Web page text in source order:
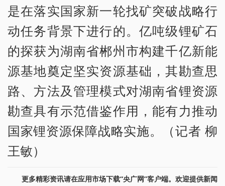
是在落实国家新一轮找矿突破战略行
动任务背景下进行的。亿吨级锂矿石
的探获为湖南省郴州市构建千亿新能
源基地奠定坚实资源基础，其勘查思
路、方法及管理模式对湖南省锂资源
勘查具有示范借鉴作用，能有力推动
国家锂资源保障战略实施。（记者 柳
王敏）
更多精彩资讯请在应用市场下载“央广网”客户端。欢迎提供新闻